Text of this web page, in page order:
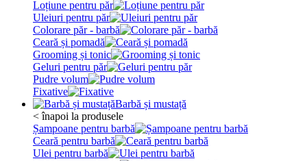
Loțiune pentru păr
Uleiuri pentru păr
Colorare păr - barbă
Ceară și pomadă
Grooming și tonic
Geluri pentru păr
Pudre volum
Fixative
Barbă și mustață
< înapoi la produsele
Șampoane pentru barbă
Ceară pentru barbă
Ulei pentru barbă